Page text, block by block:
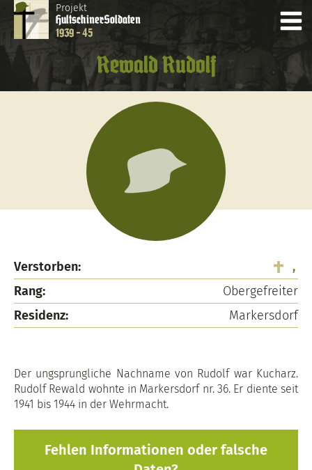
Projekt
HultschinerSoldaten
1939 - 45
Rewald Rudolf
Verstorben:
,
Rang:
Obergefreiter
Residenz:
Markersdorf
Der ungsprungliche Nachname von Rudolf war Kucharz.
Rudolf Rewald wohnte in Markersdorf nr. 36. Er diente seit
1941 bis 1944 in der Wehrmacht.
Fehlen Informationen oder falsche